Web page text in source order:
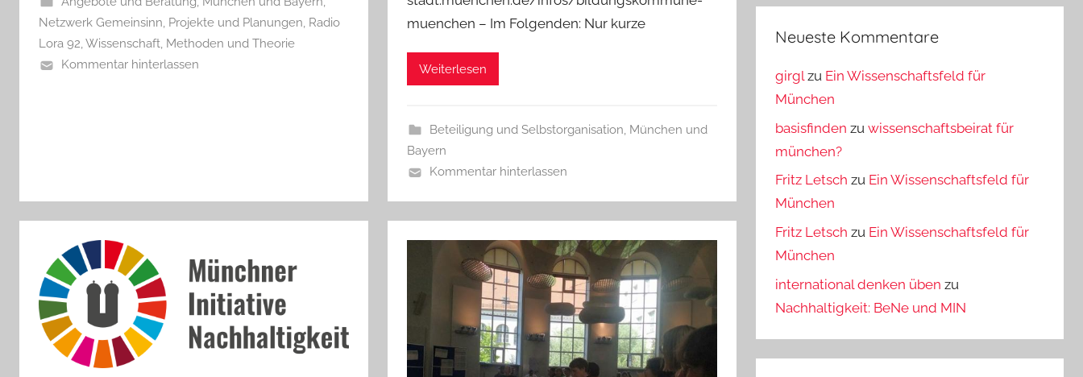
Netzwerk Gemeinsinn, Projekte und Planungen, Radio
Lora 92,Wissenschaft, Methoden und Theorie
Kommentar hinterlassen
muenchen – Im Folgenden: Nur kurze
Weiterlesen
Beteiligung und Selbstorganisation, München und
Bayern
Kommentar hinterlassen
Neueste Kommentare
girgl zu Ein Wissenschaftsfeld für
München
basisfinden zuwissenschaftsbeirat für
münchen?
Fritz Letsch zu Ein Wissenschaftsfeld für
München
Fritz Letsch zu Ein Wissenschaftsfeld für
München
international denken üben zu
Nachhaltigkeit: BeNe und MIN